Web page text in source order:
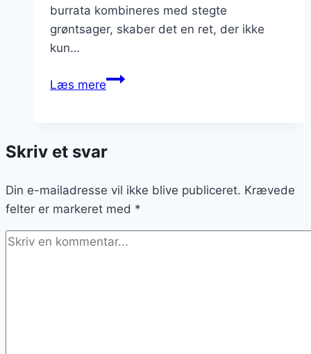
burrata kombineres med stegte
grøntsager, skaber det en ret, der ikke
kun…
Læs mereBurrata
En
og
velsmagende
ret
Skriv et svar
Din e-mailadresse vil ikke blive publiceret. Krævede
felter er markeret med *